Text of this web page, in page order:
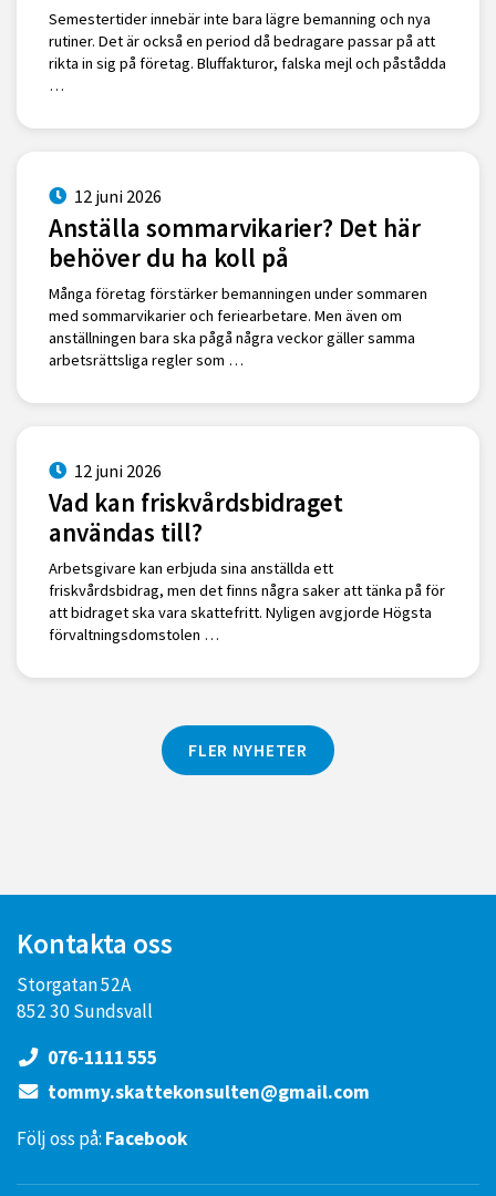
Semestertider innebär inte bara lägre bemanning och nya
rutiner. Det är också en period då bedragare passar på att
rikta in sig på företag. Bluffakturor, falska mejl och påstådda
…
12 juni 2026
Anställa sommarvikarier? Det här
behöver du ha koll på
Många företag förstärker bemanningen under sommaren
med sommarvikarier och feriearbetare. Men även om
anställningen bara ska pågå några veckor gäller samma
arbetsrättsliga regler som …
12 juni 2026
Vad kan friskvårdsbidraget
användas till?
Arbetsgivare kan erbjuda sina anställda ett
friskvårdsbidrag, men det finns några saker att tänka på för
att bidraget ska vara skattefritt. Nyligen avgjorde Högsta
förvaltningsdomstolen …
FLER NYHETER
Kontakta oss
Storgatan 52A
852 30 Sundsvall
076-1111 555
tommy.skattekonsulten@gmail.com
Följ oss på: Facebook